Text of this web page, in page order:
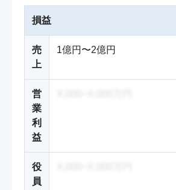
損益
売
上
1億円〜2億円
営
業
利
益
役
員